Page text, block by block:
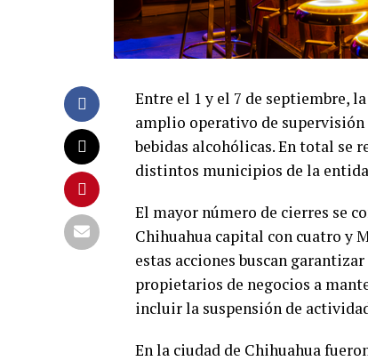
Entre el 1 y el 7 de septiembre,
amplio operativo de
bebidas alcohólicas. En total se
distintos municipios de la
El mayor número de cierres se
Chihuahua capital con cuatro y
estas acciones buscan
propietarios de negocios a
incluir la suspensión de
En la ciudad de Chihuahua